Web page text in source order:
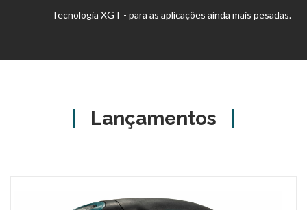
Tecnologia XGT - para as aplicações ainda mais pesadas.
Lançamentos